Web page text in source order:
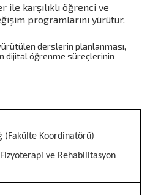
ile karşılıklı öğrenci ve
programlarını yürütür.
derslerin planlanması,
dijital öğrenme süreçlerinin
(Fakülte Koordinatörü)
ve Rehabilitasyon